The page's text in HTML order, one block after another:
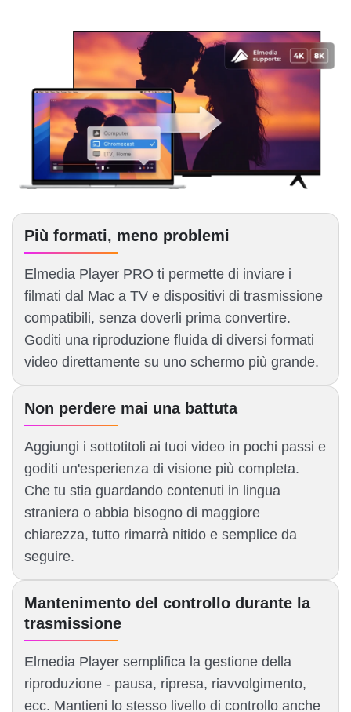
Più formati, meno problemi
Elmedia Player PRO ti permette di inviare i
filmati dal Mac a TV e dispositivi di trasmissione
compatibili, senza doverli prima convertire.
Goditi una riproduzione fluida di diversi formati
video direttamente su uno schermo più grande.
Non perdere mai una battuta
Aggiungi i sottotitoli ai tuoi video in pochi passi e
goditi un'esperienza di visione più completa.
Che tu stia guardando contenuti in lingua
straniera o abbia bisogno di maggiore
chiarezza, tutto rimarrà nitido e semplice da
seguire.
Mantenimento del controllo durante la
trasmissione
Elmedia Player semplifica la gestione della
riproduzione - pausa, ripresa, riavvolgimento,
ecc. Mantieni lo stesso livello di controllo anche